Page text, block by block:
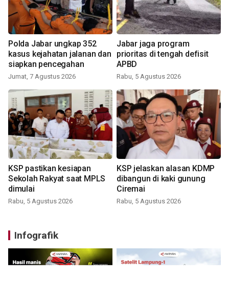
Polda Jabar ungkap 352
kasus kejahatan jalanan dan
siapkan pencegahan
Jumat, 7 Agustus 2026
Jabar jaga program
prioritas di tengah defisit
APBD
Rabu, 5 Agustus 2026
KSP pastikan kesiapan
Sekolah Rakyat saat MPLS
dimulai
Rabu, 5 Agustus 2026
KSP jelaskan alasan KDMP
dibangun di kaki gunung
Ciremai
Rabu, 5 Agustus 2026
Infografik